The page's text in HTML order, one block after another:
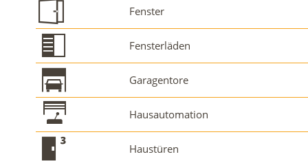
Fenster
Fensterläden
Garagentore
Hausautomation
Haustüren